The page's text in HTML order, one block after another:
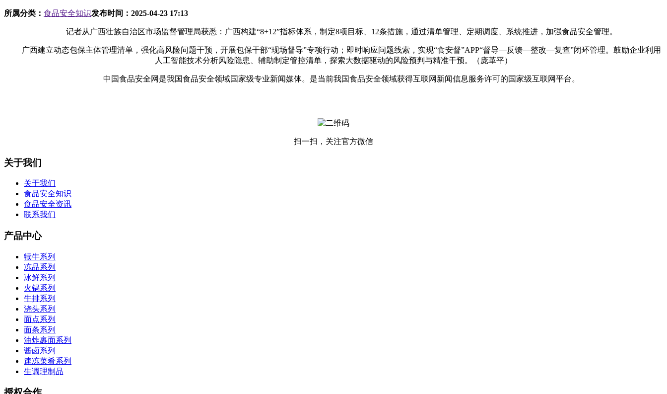
所属分类： 食品安全知识发布时间： 2025-04-23 17:13
记者从广西壮族自治区市场监督管理局获悉：广西构建“8+12”指标体系，制定8项目标、12条措施，通过清单管理、定期调度、系统推进，加强食品安全管理。
广西建立动态包保主体管理清单，强化高风险问题干预，开展包保干部“现场督导”专项行动；即时响应问题线索，实现“食安督”APP“督导—反馈—整改—复查”闭环管理。鼓励企业利用
人工智能技术分析风险隐患、辅助制定管控清单，探索大数据驱动的风险预判与精准干预。（庞革平）
中国食品安全网是我国食品安全领域国家级专业新闻媒体。是当前我国食品安全领域获得互联网新闻信息服务许可的国家级互联网平台。
扫一扫，关注官方微信
关于我们
关于我们
食品安全知识
食品安全资讯
联系我们
产品中心
犊牛系列
冻品系列
冰鲜系列
火锅系列
牛排系列
浇头系列
面点系列
面条系列
油炸裹面系列
酱卤系列
速冻菜肴系列
生调理制品